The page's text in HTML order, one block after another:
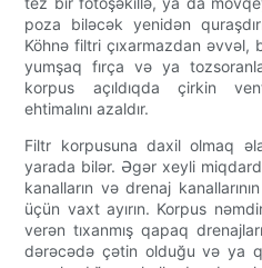
poza biləcək yenidən
Köhnə filtri çıxarmazdan əvvəl,
yumşaq fırça və ya
korpus açıldıqda çirkin
ehtimalını azaldır.
Filtr korpusuna daxil olmaq
yarada bilər. Əgər xeyli
kanalların və drenaj
üçün vaxt ayırın. Korpus
verən tıxanmış qapaq
dərəcədə çətin olduğu və ya